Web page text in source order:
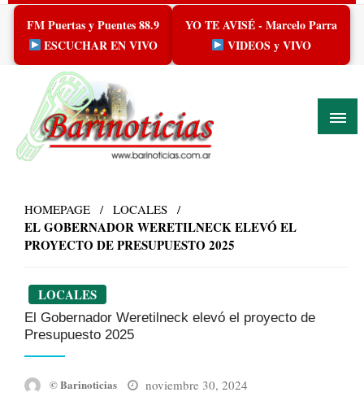
Skip
content
FM Puertas y Puentes 88.9
ESCUCHAR EN VIVO
YO TE AVISÉ - Marcelo Parra
VIDEOS y VIVO
HOMEPAGE LOCALES
EL GOBERNADOR WERETILNECK ELEVÓ EL
PROYECTO DE PRESUPUESTO 2025
LOCALES
El Gobernador Weretilneck elevó el proyecto de
Presupuesto 2025
© Barinoticias
Posted
noviembre 30, 2024